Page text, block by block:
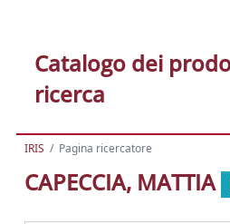
Catalogo dei
ricerca
IRIS Pagina ricercatore
CAPECCIA, MATTIA